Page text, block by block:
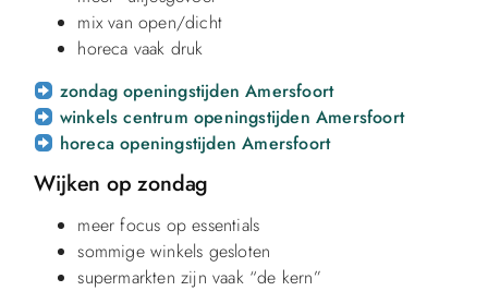
mix van open/dicht
horeca vaak druk
zondag openingstijden Amersfoort
winkels centrum openingstijden Amersfoort
horeca openingstijden Amersfoort
Wijken op zondag
meer focus op essentials
sommige winkels gesloten
supermarkten zijn vaak “de kern”